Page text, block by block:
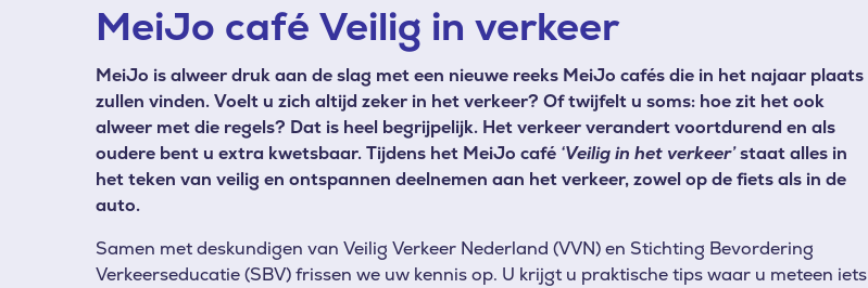
MeiJo café Veilig in verkeer
MeiJo is alweer druk aan de slag met een nieuwe reeks MeiJo cafés die in het najaar plaats
zullen vinden. Voelt u zich altijd zeker in het verkeer? Of twijfelt u soms: hoe zit het ook
alweer met die regels? Dat is heel begrijpelijk. Het verkeer verandert voortdurend en als
oudere bent u extra kwetsbaar. Tijdens het MeiJo café ‘Veilig in het verkeer’staat alles in
het teken van veilig en ontspannen deelnemen aan het verkeer, zowel op de fiets als in de
auto.
Samen met deskundigen van Veilig Verkeer Nederland (VVN) en Stichting Bevordering
Verkeerseducatie (SBV) frissen we uw kennis op. U krijgt u praktische tips waar u meteen iets